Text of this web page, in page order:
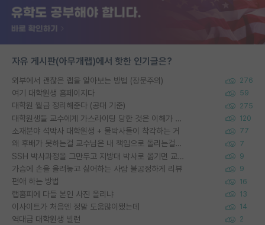
자유 게시판(아무개랩)에서 핫한 인기글은?
외부에서 괜찮은 랩을 알아보는 방법 (장문주의) 276
여기 대학원생 홈페이지다 59
대학원 월급 정리해준다 (공대 기준) 275
대학원생들 교수에게 가스라이팅 당한 것은 이해가 갑니다. 안타깝네요. 120
소재분야 석박사 대학원생 + 물박사들이 착각하는 거 77
왜 후배가 못하는걸 교수님은 내 책임으로 돌리는걸까요? 7
SSH 박사과정을 그만두고 지방대 박사로 옮기면 교수의 꿈은 끝일까요? 9
가슴에 손을 올려놓고 싫어하는 사람 불공정하게 리뷰 9
편애 하는 방법 16
랩홈피에 다들 본인 사진 올리냐 13
이사이트가 처음엔 정말 도움많이됐는데 14
역대급 대학원생 빌런 2